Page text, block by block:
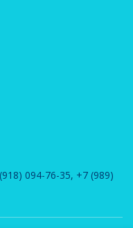
094-76-35, +7 (989)